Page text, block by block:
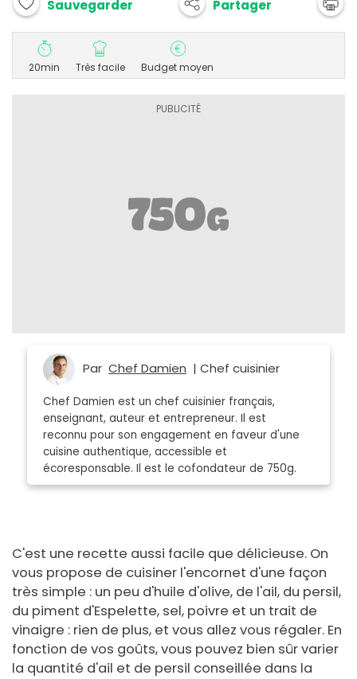
Sauvegarder Partager
20min Très facile Budget moyen
Par Chef Damien | Chef cuisinier
Chef Damien est un chef cuisinier français,
enseignant, auteur et entrepreneur. Il est
reconnu pour son engagement en faveur d'une
cuisine authentique, accessible et
écoresponsable. Il est le cofondateur de 750g.
C'est une recette aussi facile que délicieuse. On
vous propose de cuisiner l'encornet d'une façon
très simple : un peu d'huile d'olive, de l'ail, du persil,
du piment d'Espelette, sel, poivre et un trait de
vinaigre : rien de plus, et vous allez vous régaler. En
fonction de vos goûts, vous pouvez bien sûr varier
la quantité d'ail et de persil conseillée dans la